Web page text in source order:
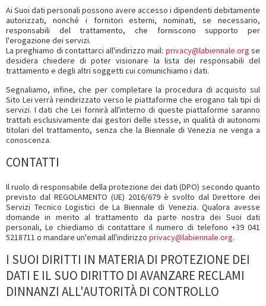
Ai Suoi dati personali possono avere accesso i dipendenti debitamente
autorizzati, nonché i fornitori esterni, nominati, se necessario,
responsabili del trattamento, che forniscono supporto per
l'erogazione dei servizi.
La preghiamo di contattarci all'indirizzo mail: privacy@labiennale.org se
desidera chiedere di poter visionare la lista dei responsabili del
trattamento e degli altri soggetti cui comunichiamo i dati.
Segnaliamo, infine, che per completare la procedura di acquisto sul
Sito Lei verrà reindirizzato verso le piattaforme che erogano tali tipi di
servizi. I dati che Lei fornirà all'interno di queste piattaforme saranno
trattati esclusivamente dai gestori delle stesse, in qualità di autonomi
titolari del trattamento, senza che la Biennale di Venezia ne venga a
conoscenza.
CONTATTI
Il ruolo di responsabile della protezione dei dati (DPO) secondo quanto
previsto dal REGOLAMENTO (UE) 2016/679 è svolto dal Direttore dei
Servizi Tecnico Logistici de La Biennale di Venezia. Qualora avesse
domande in merito al trattamento da parte nostra dei Suoi dati
personali, Le chiediamo di contattare il numero di telefono +39 041
5218711 o mandare un'email all'indirizzo privacy@labiennale.org.
I SUOI DIRITTI IN MATERIA DI PROTEZIONE DEI
DATI E IL SUO DIRITTO DI AVANZARE RECLAMI
DINNANZI ALL'AUTORITÀ DI CONTROLLO